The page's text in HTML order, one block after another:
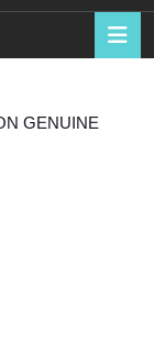
GENUINE